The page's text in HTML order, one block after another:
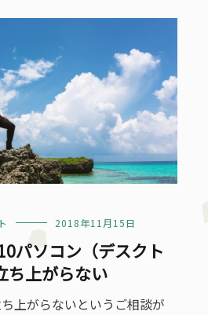
2018年11月15日
パソコン（デスクト
ち上がらない
上がらないというご相談が